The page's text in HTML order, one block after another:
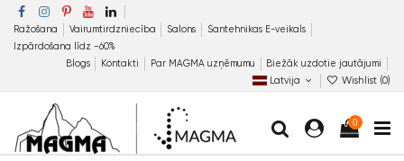
Ražošana Vairumtirdzniecība Salons
Santehnikas E-veikals
Izpārdošana līdz −60%
Blogs
Kontakti Par MAGMA uzņēmumu
Biežāk uzdotie jautājumi
Latvija
Wishlist (0)
0